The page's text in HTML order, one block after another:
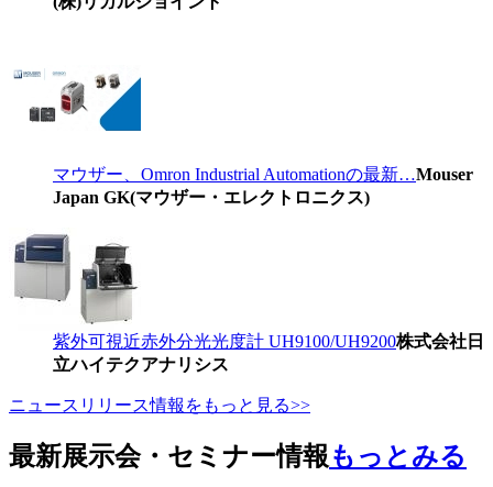
マウザー、Omron Industrial Automationの最新…Mouser
Japan GK(マウザー・エレクトロニクス)
紫外可視近赤外分光光度計 UH9100/UH9200株式会社日
立ハイテクアナリシス
ニュースリリース情報をもっと見る>>
最新展示会・セミナー情報もっとみる